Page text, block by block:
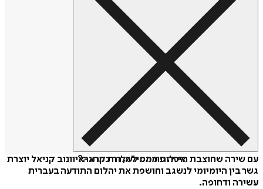
איזה פורמט לשלוח כמתנה?
עם שירה שחוצבת היכלות מהמילה, רות קרא-איוונוב קניאל יוצרת
גשר בין היומיומי לנשגב וחושפת את יהלום התודעה בעברית
עשירה ודחופה.